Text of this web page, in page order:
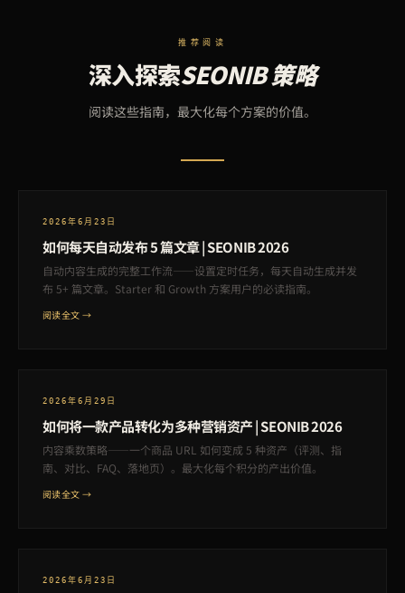
推荐阅读
深入探索SEONIB 策略
阅读这些指南，最大化每个方案的价值。
2026年6月23日
如何每天自动发布 5 篇文章 | SEONIB 2026
自动内容生成的完整工作流——设置定时任务，每天自动生成并发
布 5+ 篇文章。Starter 和 Growth 方案用户的必读指南。
阅读全文 →
2026年6月29日
如何将一款产品转化为多种营销资产 | SEONIB 2026
内容乘数策略——一个商品 URL 如何变成 5 种资产（评测、指
南、对比、FAQ、落地页）。最大化每个积分的产出价值。
阅读全文 →
2026年6月23日